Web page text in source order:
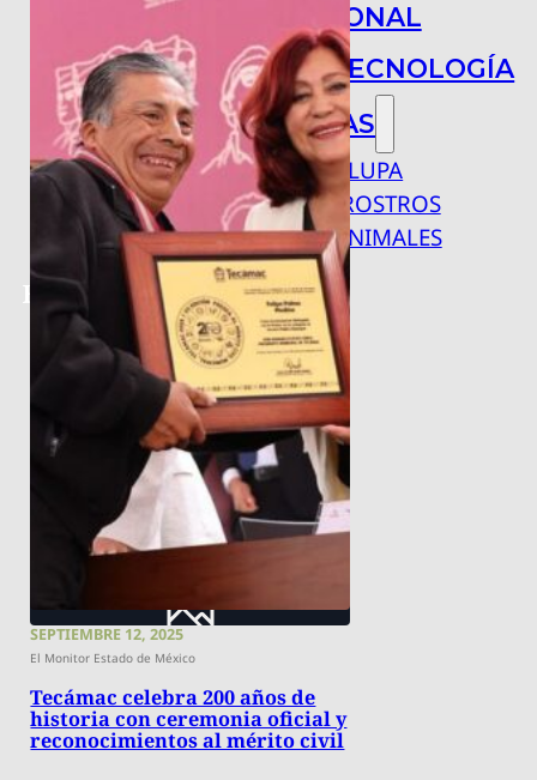
INTERNACIONAL
ARTE, CIENCIA Y TECNOLOGÍA
COLUMNAS
BAJO LA LUPA
RASTROS Y ROSTROS
VÍNCULOS ANIMALES
SEPTIEMBRE 12, 2025
El Monitor Estado de México
Tecámac celebra 200 años de
historia con ceremonia oficial y
reconocimientos al mérito civil